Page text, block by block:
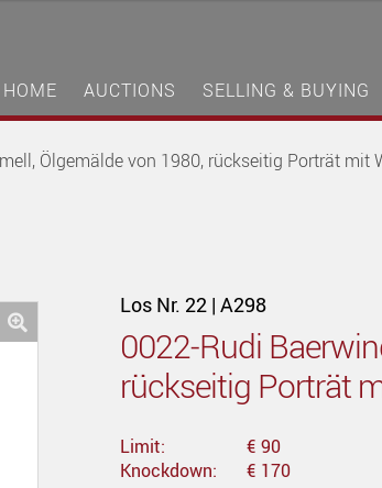
HOME AUCTIONS SELLING & BUYING
Ölgemälde von 1980, rückseitig Porträt mit
Los Nr. 22 | A298
0022-Rudi
rückseitig Porträt
Limit:
€ 90
Knockdown:
€ 170